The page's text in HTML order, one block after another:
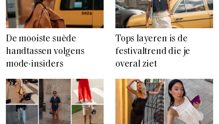
De mooiste suède
handtassen volgens
mode-insiders
Tops layeren is de
festivaltrend die je
overal ziet